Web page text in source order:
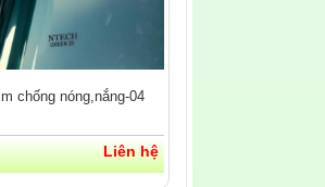
chống nóng,nắng-04
Liên hệ